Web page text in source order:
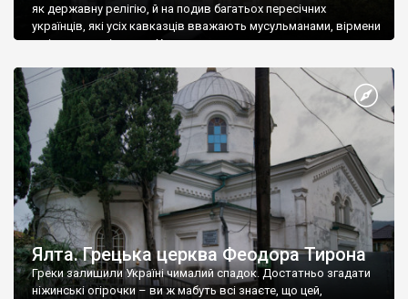
як державну релігію, й на подив багатьох пересічних
українців, які усіх кавказців вважають мусульманами, вірмени
є відданими вірянами Христа
Ялта. Грецька церква Феодора Тирона
Греки залишили Україні чималий спадок. Достатньо згадати
ніжинські огірочки – ви ж мабуть всі знаєте, що цей,